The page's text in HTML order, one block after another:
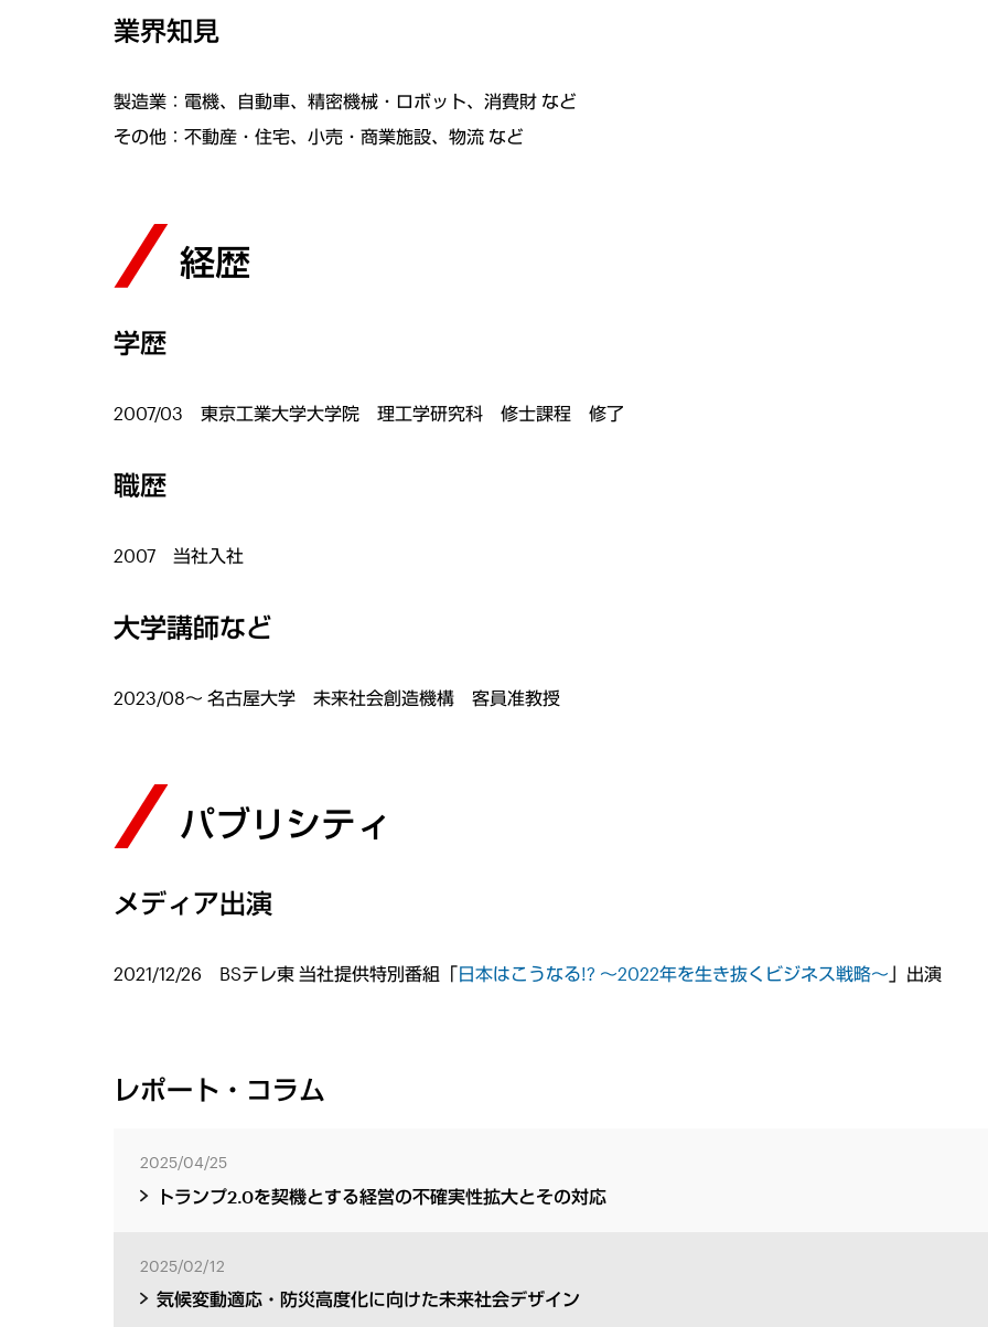
業界知見
製造業：電機、自動車、精密機械・ロボット、消費財 など
その他：不動産・住宅、小売・商業施設、物流 など
経歴
学歴
2007/03 東京工業大学大学院 理工学研究科 修士課程 修了
職歴
2007 当社入社
大学講師など
2023/08～ 名古屋大学 未来社会創造機構 客員准教授
パブリシティ
メディア出演
2021/12/26 BSテレ東 当社提供特別番組「日本はこうなる!? 〜2022年を生き抜くビジネス戦略〜 」出演
レポート・コラム
2025/04/25
トランプ2.0を契機とする経営の不確実性拡大とその対応
2025/02/12
気候変動適応・防災高度化に向けた未来社会デザイン